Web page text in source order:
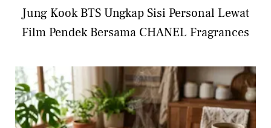
Jung Kook BTS Ungkap Sisi Personal Lewat
Film Pendek Bersama CHANEL Fragrances